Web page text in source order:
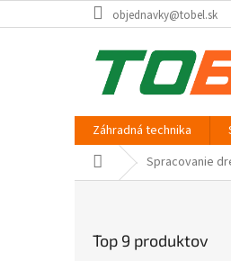
na
objednavky@tobel.sk
Záhradná technika
DomovSpracovanie
Top 9 produktov